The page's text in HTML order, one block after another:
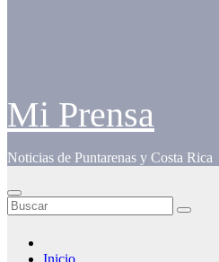
Mi Prensa
Noticias de Puntarenas y Costa Rica
Inicio